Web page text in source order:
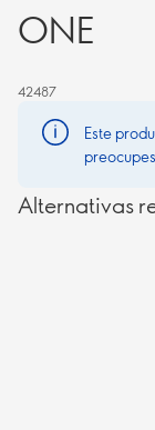
ONE
42487
Este
Alternativas